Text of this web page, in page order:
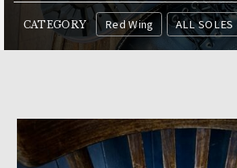
CATEGORY Red Wing ALL SOLES